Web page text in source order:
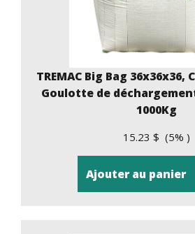
TREMAC Big Bag 36x36x36,
Goulotte de
1000Kg
15.23 $ (5% )
Ajouter au panier